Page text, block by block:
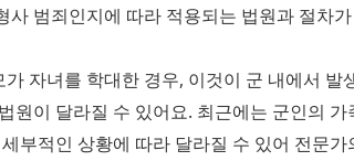
범죄인지에 따라 적용되는 법원과 절차
자녀를 학대한 경우, 이것이 군 내에서 발
원이 달라질 수 있어요. 최근에는 군인의 가
부적인 상황에 따라 달라질 수 있어 전문가